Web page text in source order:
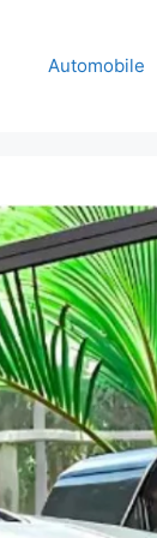
Automobile